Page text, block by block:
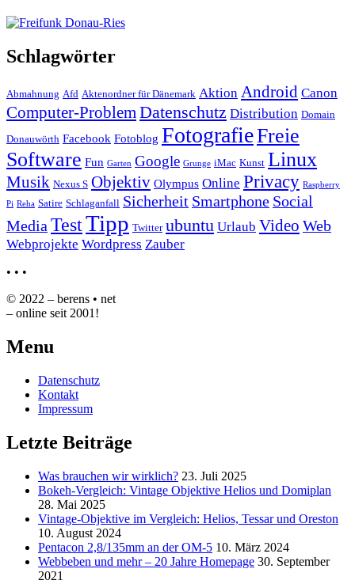
Schlagwörter
Abmahnung Afd Aktenordner für Dänemark Aktion Android Canon
Computer-ProblemDatenschutz Distribution Domain
Donauwörth Facebook Fotoblog FotografieFreie
Software Fun Garten Google Grunge iMac Kunst Linux
Musik Nexus S Objektiv Olympus Online Privacy Raspberry
Pi Reha Satire Schlaganfall Sicherheit Smartphone Social
MediaTestTipp Twitter ubuntu Urlaub Video Web
Webprojekte Wordpress Zauber
• • •
© 2022 – berens • net
– online seit 2001!
Menu
Datenschutz
Kontakt
Impressum
Letzte Beiträge
Was brauchen wir wirklich? 23. Juli 2025
Bokeh-Vergleich: Vintage Objektive Helios und Domiplan
28. Mai 2025
Vintage-Objektive im Vergleich: Helios, Tessar und Oreston
10. August 2024
Pentacon 2,8/135mm an der OM-5 10. März 2024
Webbeben und mehr – 20 Jahre Homepage 30. September
2021